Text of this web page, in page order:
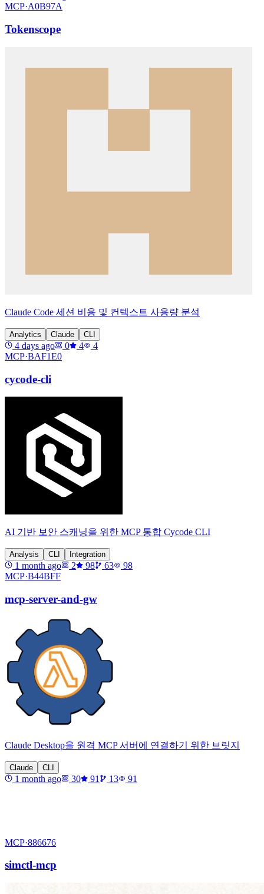
MCP·A0B97A
Tokenscope
Claude Code 세션 비용 및 컨텍스트 사용량 분석
Analytics Claude CLI
4 days ago 0 4
4
MCP·BAF1E0
cycode-cli
AI 기반 보안 스캐닝을 위한 MCP 통합 Cycode CLI
Analysis CLI Integration
1 month ago 2 98 63
98
MCP·B44BFF
mcp-server-and-gw
Claude Desktop을 원격 MCP 서버에 연결하기 위한 브릿지
Claude CLI
1 month ago 30 91 13 91
MCP·886676
simctl-mcp